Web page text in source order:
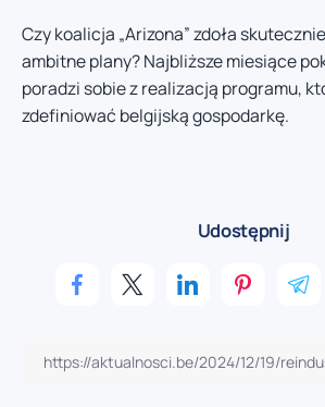
Czy koalicja „Arizona” zdoła
ambitne plany? Najbliższe miesiące
poradzi sobie z realizacją programu,
zdefiniować belgijską gospodarkę.
Udostępnij